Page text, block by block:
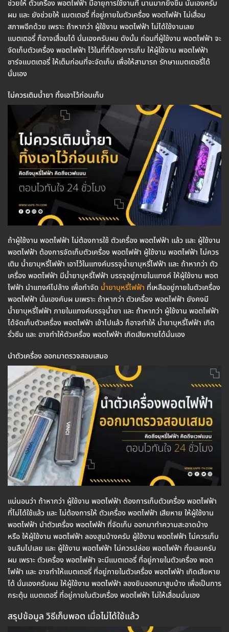
ช่วยให้ ตัวเครื่อง พอตไฟฟ้า มีอายุการใช้งานที่ นานมากยิ่งขึ้น นั่นเองครับ
ผม และ ยังช่วยให้ แบตเตอรี่ ที่อยู่ภายในตัวเครื่อง พอตไฟฟ้า ไม่เสื่อม
สภาพอีกด้วย เพราะ ถ้าหากว่า ผู้ใช้งาน พอตไฟฟ้า ไม่ได้ใช้งานเลย
แบตเตอรี่ ก็อาจเสื่อมได้ นั่นเองครับผม ดังนั้น ก่อนที่ผู้ใช้งาน พอตไฟฟ้า จะ
จัดเก็บตัวเครื่อง พอตไฟฟ้า ไว้ในที่ที่ต้องการเก็บ ให้ผู้ใช้งาน พอตไฟฟ้า
ชาร์จแบตเตอรี่ ให้เต็มก่อนที่จะจัดเก็บ เพื่อให้สามารถ รักษาแบตเตอรี่ได้
นั่นเอง
ไม่ควรเติมน้ำยา ทิ้งเอาไว้ก่อนเก็บ
ถ้าผู้ใช้งาน พอตไฟฟ้า ไม่ต้องการใช้ ตัวเครื่อง พอตไฟฟ้า แล้ว และ ผู้ใช้งาน
พอตไฟฟ้า ต้องการจัดเก็บตัวเครื่อง พอตไฟฟ้า ผู้ใช้งาน พอตไฟฟ้า ไม่ควร
เติม น้ำยาบุหรี่ไฟฟ้า เอาไว้ในแทงค์บรรจุน้ำยาบุหรี่ไฟฟ้า และ ถ้าหากว่า ตัว
เครื่อง พอตไฟฟ้า มีน้ำยาบุหรี่ไฟฟ้า บรรจุอยู่ภายในแทงค์ ให้ผู้ใช้งาน พอต
ไฟฟ้า นำแทงค์ไปล้าง เพื่อกำจัด น้ำยาบุหรี่ไฟฟ้า ที่เหลืออยู่ภายในตัวเครื่อง
พอตไฟฟ้า นั่นเองคับผ มเพราะ ถ้าหากว่า ตัวเครื่อง พอตไฟฟ้า ยังคงมี
น้ำยาบุหรี่ไฟฟ้า ภายในแทงค์บรรจุน้ำยา และ ถ้าหากว่า ผู้ใช้งาน พอตไฟฟ้า
ได้จัดเก็บตัวเครื่อง พอตไฟฟ้า เข้าไปแล้ว ก็อาจทำให้ น้ำยาบุหรี่ไฟฟ้า เกิด
รั่วซึม และ อาจทำให้ตัวเครื่อง พอตไฟฟ้า เกิดเสียหายได้นั่นเอง
นำตัวเครื่อง ออกมาตรวจสอบเสมอ
แน่นอนว่า ถ้าหากว่า ผู้ใช้งาน พอตไฟฟ้า ต้องการเก็บตัวเครื่อง พอตไฟฟ้า
ที่ไม่ได้ใช้แล้ว และ ไม่ต้องการให้ ตัวเครื่อง พอตไฟฟ้า เสียหาย ให้ผู้ใช้งาน
พอตไฟฟ้า นำตัวเครื่อง พอตไฟฟ้า ที่จัดเก็บ ออกมาทำความสะอาดบ้าง
หรือ ให้ผู้ใช้งาน พอตไฟฟ้า ลองสูบบ้างครับ ผู้ใช้งาน พอตไฟฟ้า ไม่ควรเก็บ
จนลืมไปเลย และ ผู้ใช้งาน พอตไฟฟ้า ไม่ควรปล่อย พอตไฟฟ้า ทิ้งเลยครับ
ผม เพราะ ตัวเครื่อง พอตไฟฟ้า จะมีแบตเตอรี่ ที่อยู่ภายในตัวเครื่อง พอต
ไฟฟ้า และ อาจทำให้แบตเตอรี่ ที่อยู่ภายในตัวเครื่อง พอตไฟฟ้า เกิดเสียหาย
ได้ นั่นเองครับผม ให้ผู้ใช้งาน พอตไฟฟ้า ลองยิบออกมาสูบบ้าง เพื่อเป็นการ
กระตุ้น แบตเตอรี่ ที่อยู่ภายในตัวเครื่อง พอตไฟฟ้า ไม่ให้เสื่อมนั่นเอง
สรุปข้อมูล วิธีเก็บพอต เมื่อไม่ได้ใช้แล้ว